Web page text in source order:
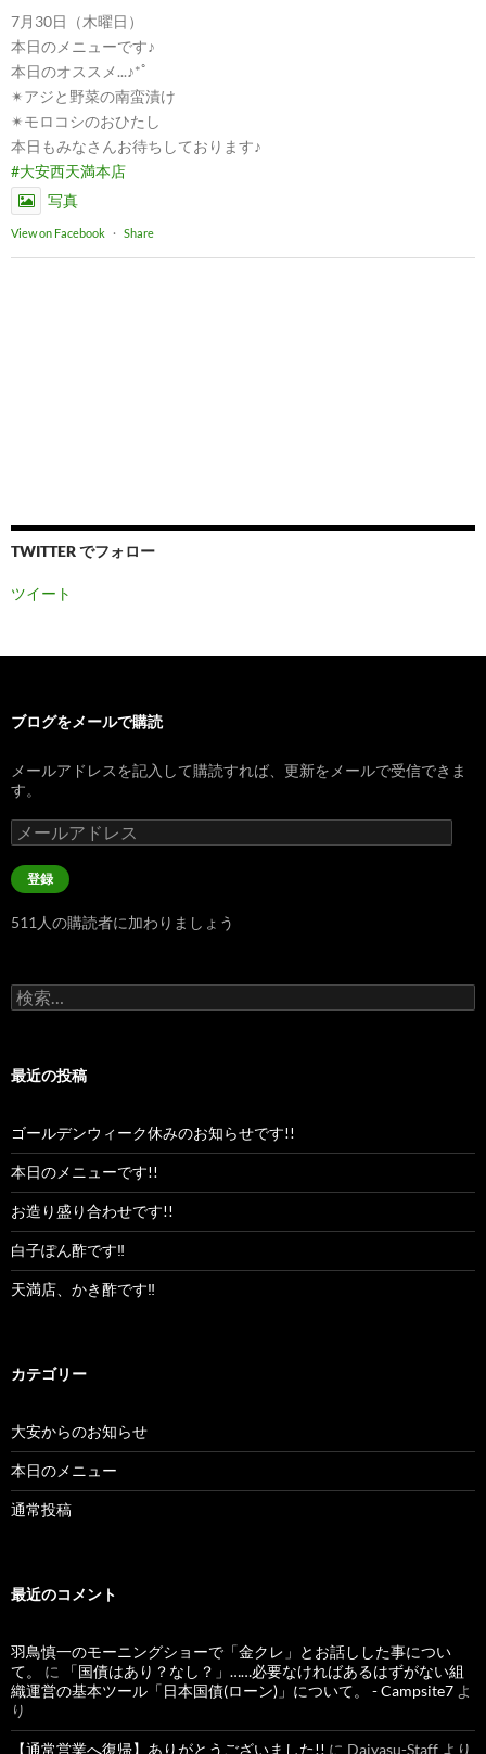
7月30日（木曜日）
本日のメニューです♪
本日のオススメ...♪*ﾟ
✴︎アジと野菜の南蛮漬け
✴︎モロコシのおひたし
本日もみなさんお待ちしております♪
#大安西天満本店
写真
View on Facebook · Share
TWITTER でフォロー
ツイート
ブログをメールで購読
メールアドレスを記入して購読すれば、更新をメールで受信できま
す。
メ
ー
ル
ア
レ
登録
511人の購読者に加わりましょう
検
索:
最近の投稿
ゴールデンウィーク休みのお知らせです!!
本日のメニューです!!
お造り盛り合わせです!!
白子ぽん酢です‼︎
天満店、かき酢です‼︎
カテゴリー
大安からのお知らせ
本日のメニュー
通常投稿
最近のコメント
羽鳥慎一のモーニングショーで「金クレ」とお話しした事につい
て。
に
「国債はあり？なし？」……必要なければあるはずがない組
織運営の基本ツール「日本国債(ローン)」について。 - Campsite7 よ
り
【通常営業へ復帰】ありがとうございました!! に Daiyasu-Staff より